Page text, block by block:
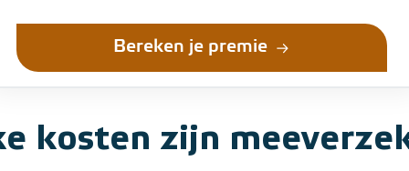
Bereken je premie
kosten zijn